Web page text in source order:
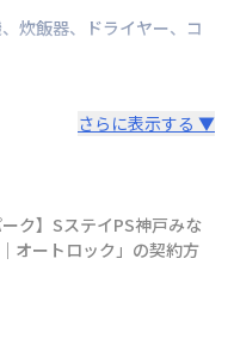
、 炊飯器、 ドライヤー、 コ
さらに表示する ▼
ク】SステイPS神戸みな
オートロック 」の契約方